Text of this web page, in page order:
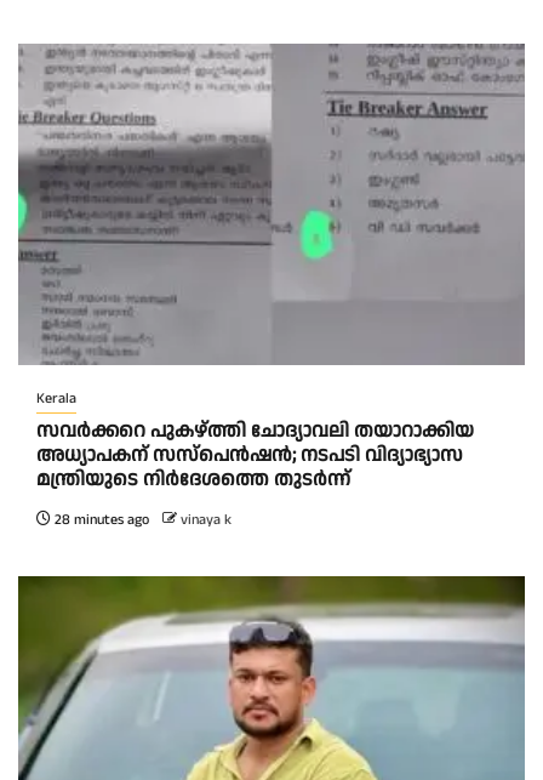
Kerala
സവർക്കറെ പുകഴ്ത്തി ചോദ്യാവലി തയാറാക്കിയ
അധ്യാപകന് സസ്പെൻഷൻ; നടപടി വിദ്യാഭ്യാസ
മന്ത്രിയുടെ നിർദേശത്തെ തുടർന്ന്
28 minutes ago vinaya k